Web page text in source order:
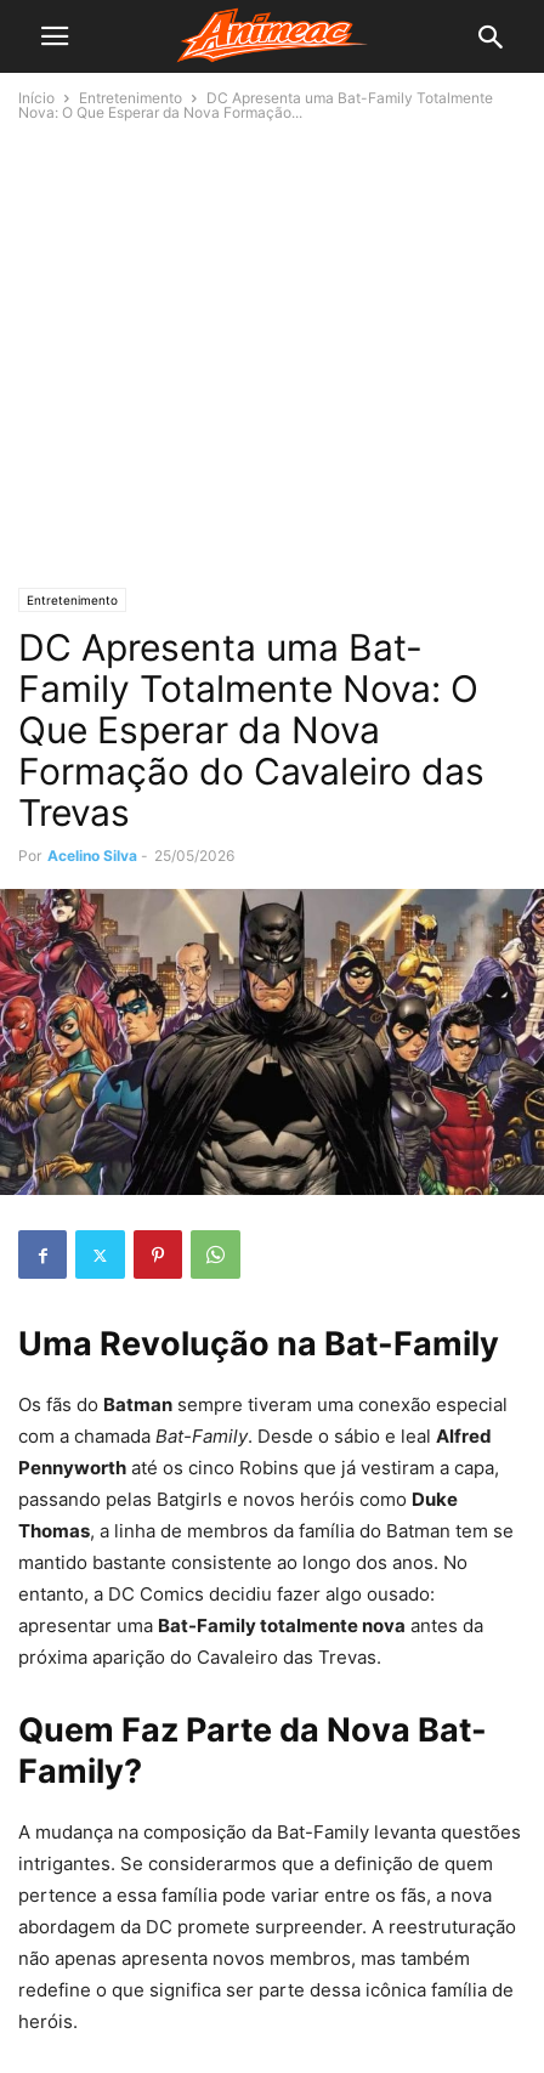
Início Entretenimento
DC Apresenta uma Bat-Family Totalmente
Nova: O Que Esperar da Nova Formação...
Entretenimento
DC Apresenta uma Bat-
Family Totalmente Nova: O
Que Esperar da Nova
Formação do Cavaleiro das
Trevas
Por Acelino Silva - 25/05/2026
Uma Revolução na Bat-Family
Os fãs do Batman sempre tiveram uma conexão especial
com a chamada Bat-Family. Desde o sábio e leal Alfred
Pennyworth até os cinco Robins que já vestiram a capa,
passando pelas Batgirls e novos heróis como Duke
Thomas, a linha de membros da família do Batman tem se
mantido bastante consistente ao longo dos anos. No
entanto, a DC Comics decidiu fazer algo ousado:
apresentar uma Bat-Family totalmente nova antes da
próxima aparição do Cavaleiro das Trevas.
Quem Faz Parte da Nova Bat-
Family?
A mudança na composição da Bat-Family levanta questões
intrigantes. Se considerarmos que a definição de quem
pertence a essa família pode variar entre os fãs, a nova
abordagem da DC promete surpreender. A reestruturação
não apenas apresenta novos membros, mas também
redefine o que significa ser parte dessa icônica família de
heróis.